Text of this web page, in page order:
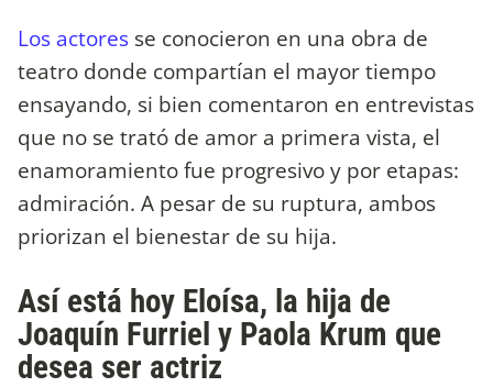
Los actores se conocieron en una obra de
teatro donde compartían el mayor tiempo
ensayando, si bien comentaron en entrevistas
que no se trató de amor a primera vista, el
enamoramiento fue progresivo y por etapas:
admiración. A pesar de su ruptura, ambos
priorizan el bienestar de su hija.
Así está hoy Eloísa, la hija de
Joaquín Furriel y Paola Krum que
desea ser actriz